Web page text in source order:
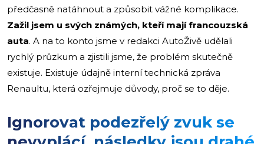
předčasně natáhnout a způsobit vážné komplikace.
Zažil jsem u svých známých, kteří mají francouzská
auta. A na to konto jsme v redakci AutoŽivě udělali
rychlý průzkum a zjistili jsme, že problém skutečně
existuje. Existuje údajně interní technická zpráva
Renaultu, která ozřejmuje důvody, proč se to děje.
Ignorovat podezřelý zvuk se